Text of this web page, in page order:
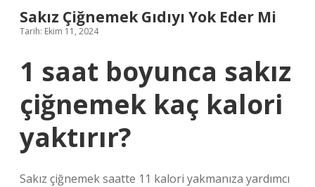
Sakız Çiğnemek Gıdıyı Yok Eder Mi
Tarih: Ekim 11, 2024
1 saat boyunca sakız
çiğnemek kaç kalori
yaktırır?
Sakız çiğnemek saatte 11 kalori yakmanıza yardımcı